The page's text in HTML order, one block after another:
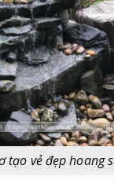
tạo vẻ đẹp hoang